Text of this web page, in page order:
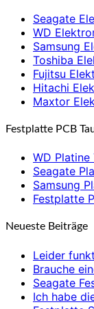
Seagate
WD
Samsung
Toshiba
Fujitsu
Hitachi
Maxtor
Festplatte PCB
WD Platine
Seagate
Samsung
Festplatte
Neueste Beiträge
Leider
Brauche
Seagate
Ich habe